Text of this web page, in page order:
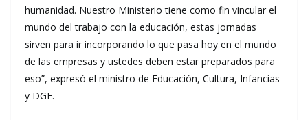
humanidad. Nuestro Ministerio tiene como fin vincular el
mundo del trabajo con la educación, estas jornadas
sirven para ir incorporando lo que pasa hoy en el mundo
de las empresas y ustedes deben estar preparados para
eso”, expresó el ministro de Educación, Cultura, Infancias
y DGE.